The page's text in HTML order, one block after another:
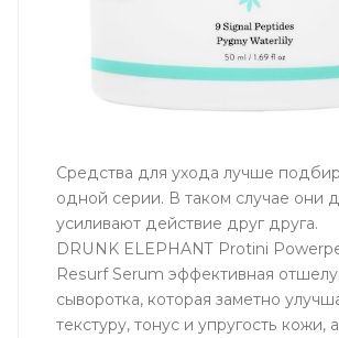
Средства для ухода лучше
одной серии. В таком случае они
усиливают действие друг друга.
DRUNK ELEPHANT Protini
Resurf Serum эффективная
сыворотка, которая заметно
текстуру, тонус и упругость кожи,